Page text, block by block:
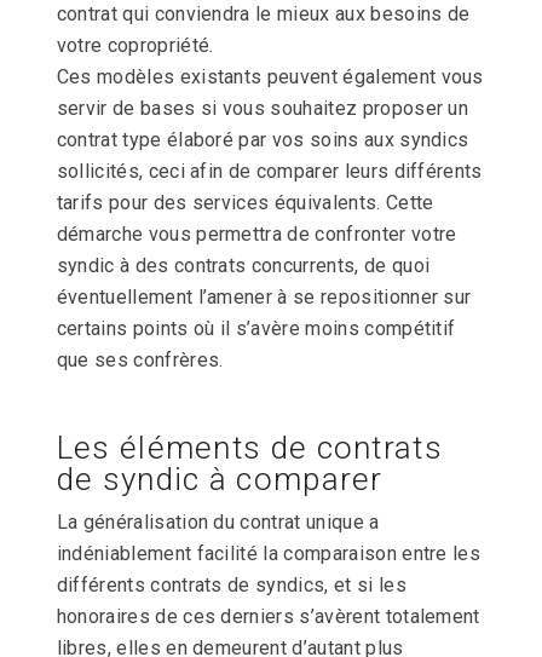
contrat qui conviendra le mieux aux besoins de
votre copropriété.
Ces modèles existants peuvent également vous
servir de bases si vous souhaitez proposer un
contrat type élaboré par vos soins aux syndics
sollicités, ceci afin de comparer leurs différents
tarifs pour des services équivalents. Cette
démarche vous permettra de confronter votre
syndic à des contrats concurrents, de quoi
éventuellement l’amener à se repositionner sur
certains points où il s’avère moins compétitif
que ses confrères.
Les éléments de contrats
de syndic à comparer
La généralisation du contrat unique a
indéniablement facilité la comparaison entre les
différents contrats de syndics, et si les
honoraires de ces derniers s’avèrent totalement
libres, elles en demeurent d’autant plus